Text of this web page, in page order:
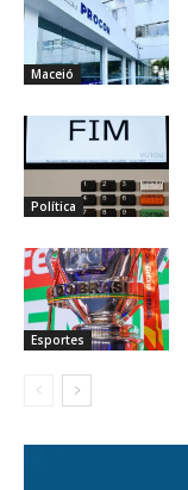
Maceió
Política
Esportes